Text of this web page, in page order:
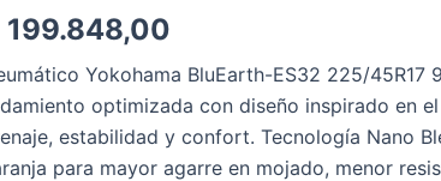
199.848,00
Yokohama BluEarth-ES32 225/45R17
optimizada con diseño inspirado en
estabilidad y confort. Tecnología Nano
para mayor agarre en mojado, menor